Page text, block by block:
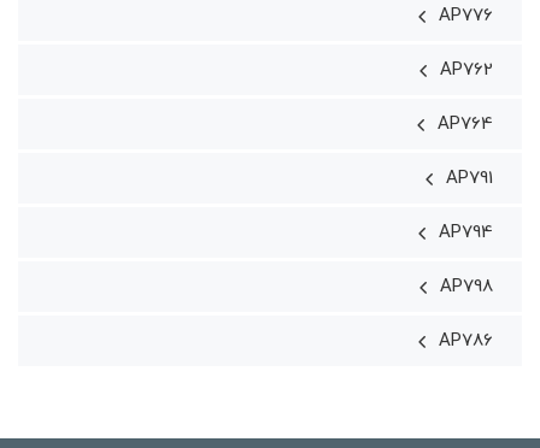
AP776
AP762
AP764
AP791
AP794
AP798
AP786